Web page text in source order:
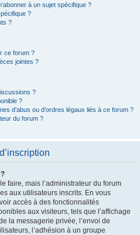
à un sujet spécifique ?
?
?
ce forum ?
jointes ?
?
?
d’abus ou d’ordres légaux liés à ce forum ?
du forum ?
faire, mais l’administrateur du forum
aux utilisateurs inscrits. En vous
accès à des fonctionnalités
aux visiteurs, tels que l’affichage
la messagerie privée, l’envoi de
l’adhésion à un groupe